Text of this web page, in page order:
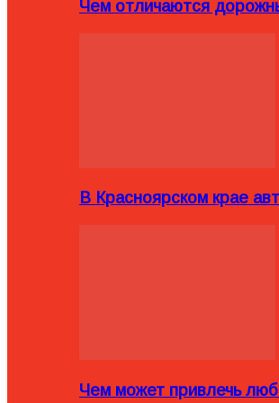
Чем отличаются
В Красноярском крае
Чем может привлечь